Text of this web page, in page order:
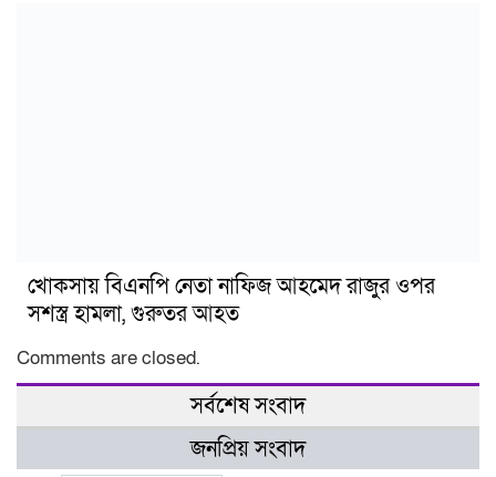
খোকসায় বিএনপি নেতা নাফিজ আহমেদ রাজুর ওপর
সশস্ত্র হামলা, গুরুতর আহত
Comments are closed.
সর্বশেষ সংবাদ
জনপ্রিয় সংবাদ